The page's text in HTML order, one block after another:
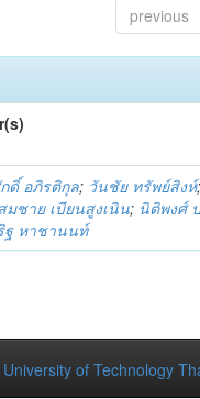
previous
ดิ์ อภิรติกุล; วันชัย ทรัพย์สิงห์;
มชาย เบียนสูงเนิน; นิติพงศ์
ฐ หาชานนท์
of Technology